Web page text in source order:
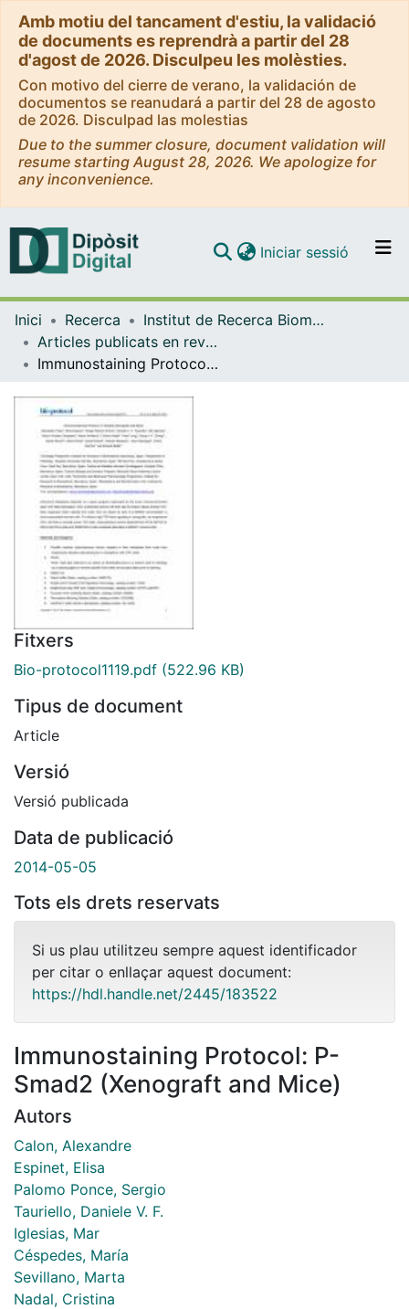
Amb motiu del tancament d'estiu, la validació
de documents es reprendrà a partir del 28
d'agost de 2026. Disculpeu les molèsties.
Con motivo del cierre de verano, la validación de
documentos se reanudará a partir del 28 de agosto
de 2026. Disculpad las molestias
Due to the summer closure, document validation will
resume starting August 28, 2026. We apologize for
any inconvenience.
Navega per tot el DD
Contacte
Iniciar sessió (current)
Inici Recerca
Institut de Recerca Biomèdica (IRB Barcelona)
Articles publicats en revistes (Institut de Recerca Biomèdica (IRB Barcelona))
Immunostaining Protocol: P-Smad2 (Xenograft and Mice)
Fitxers
Bio-protocol1119.pdf (522.96 KB)
Tipus de document
Article
Versió
Versió publicada
Data de publicació
2014-05-05
Tots els drets reservats
Si us plau utilitzeu sempre aquest identificador
per citar o enllaçar aquest document:
https://hdl.handle.net/2445/183522
Immunostaining Protocol: P-
Smad2 (Xenograft and Mice)
Autors
Calon, Alexandre
Espinet, Elisa
Palomo Ponce, Sergio
Tauriello, Daniele V. F.
Iglesias, Mar
Céspedes, María
Sevillano, Marta
Nadal, Cristina